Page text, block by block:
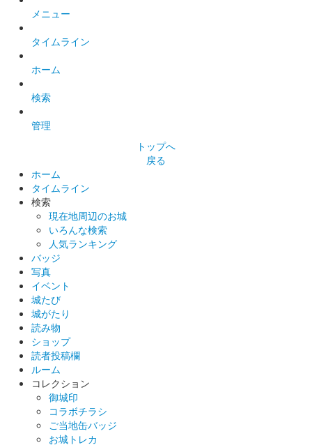
メニュー
タイムライン
ホーム
検索
管理
トップへ
戻る
ホーム
タイムライン
検索
現在地周辺のお城
いろんな検索
人気ランキング
バッジ
写真
イベント
城たび
城がたり
読み物
ショップ
読者投稿欄
ルーム
コレクション
御城印
コラボチラシ
ご当地缶バッジ
お城トレカ